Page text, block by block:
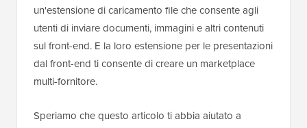
un'estensione di caricamento file che consente agli
utenti di inviare documenti, immagini e altri contenuti
sul front-end. E la loro estensione per le presentazioni
dal front-end ti consente di creare un marketplace
multi-fornitore.
Speriamo che questo articolo ti abbia aiutato a